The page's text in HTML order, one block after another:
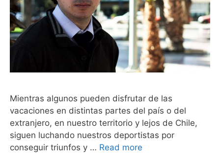
Mientras algunos pueden disfrutar de las
vacaciones en distintas partes del país o del
extranjero, en nuestro territorio y lejos de Chile,
siguen luchando nuestros deportistas por
conseguir triunfos y … Read more